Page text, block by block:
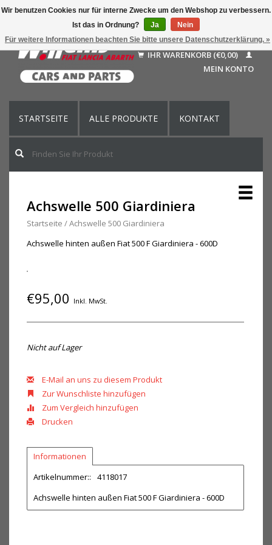
Nederlands
Français
English (US)
IHR WARENKORB (€0,00)
MEIN KONTO
STARTSEITE ALLE PRODUKTE KONTAKT
Achswelle 500 Giardiniera
Startseite /Achswelle 500 Giardiniera
Achswelle hinten außen Fiat 500 F Giardiniera - 600D
€95,00 Inkl. MwSt.
Nicht auf Lager
E-Mail an uns zu diesem Produkt
Zur Wunschliste hinzufügen
Zum Vergleich hinzufügen
Drucken
Informationen
Artikelnummer::
4118017
Achswelle hinten außen Fiat 500 F Giardiniera - 600D
Wir benutzen Cookies nur für interne Zwecke um den Webshop zu verbessern.
Ist das in Ordnung?
Ja
Nein
Für weitere Informationen beachten Sie bitte unsere Datenschutzerklärung. »